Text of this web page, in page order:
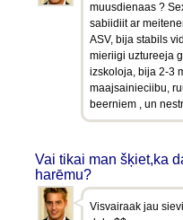
muusdienaas ?
sabiidiit ar
ASV, bija stabils
mieriigi uztureeja
izskoloja, bija 2-3
maajsainieciibu,
beerniem , un
Vai tikai man šķiet,ka
harēmu?
Visvairaak jau